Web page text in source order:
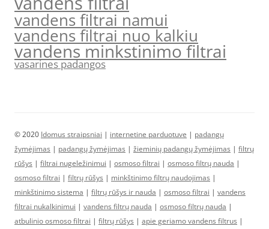
vandens filtrai namui
vandens filtrai nuo kalkiu
vandens minkstinimo filtrai
vasarines padangos
© 2020 Idomus straipsniai | internetine parduotuve | padangų
žymėjimas | padangų žymėjimas | žieminių padangų žymėjimas | filtrų
rūšys | filtrai nugeležinimui | osmoso filtrai | osmoso filtrų nauda |
osmoso filtrai | filtrų rūšys | minkštinimo filtrų naudojimas |
minkštinimo sistema | filtrų rūšys ir nauda | osmoso filtrai | vandens
filtrai nukalkinimui | vandens filtrų nauda | osmoso filtrų nauda |
atbulinio osmoso filtrai | filtrų rūšys | apie geriamo vandens filtrus |